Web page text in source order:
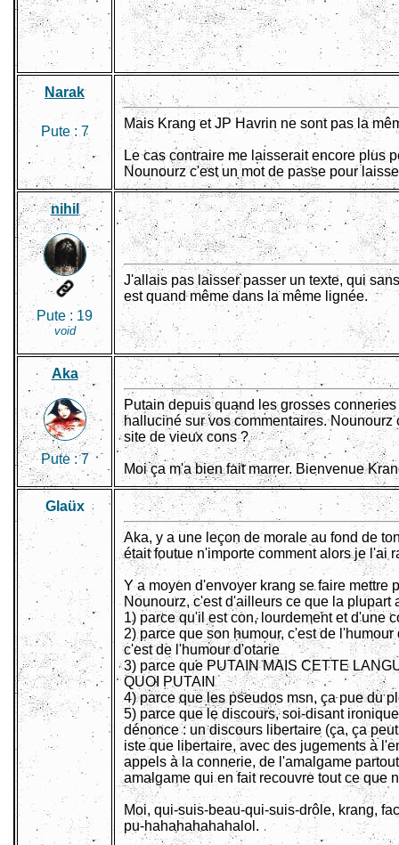
Narak
Pute : 7
Mais Krang et JP Havrin ne sont pas la
Le cas contraire me laisserait encore plus
Nounourz c'est un mot de passe pour
nihil
Pute : 19
void
J'allais pas laisser passer un texte, qui
est quand même dans la même lignée.
Aka
Pute :7
Putain depuis quand les grosses
halluciné sur vos commentaires.
site de vieux cons ?
Moi ça m'a bien fait marrer. Bienvenue
Glaüx
Aka, y a une leçon de morale au fond de
était foutue n'importe comment alors je l'ai
Y a moyen d'envoyer krang se faire mettre
Nounourz, c'est d'ailleurs ce que la plupart
1) parce qu'il est con, lourdement et d'une
2) parce que son humour, c'est de
c'est de l'humour d'otarie
3) parce que PUTAIN MAIS CETTE
QUOI PUTAIN
4) parce que les pseudos msn, ça pue du
5) parce que le discours, soi-disant
dénonce : un discours libertaire (ça, ça
iste que libertaire, avec des jugements à
appels à la connerie, de l'amalgame
amalgame qui en fait recouvre tout ce que
Moi, qui-suis-beau-qui-suis-drôle, krang,
pu-hahahahahahalol.